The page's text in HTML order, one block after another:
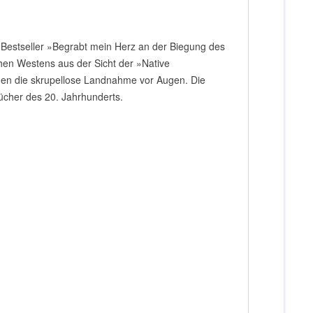
»Begrabt mein Herz an der Biegung des
Westens aus der Sicht der »Native
die skrupellose Landnahme vor Augen. Die
des 20. Jahrhunderts.